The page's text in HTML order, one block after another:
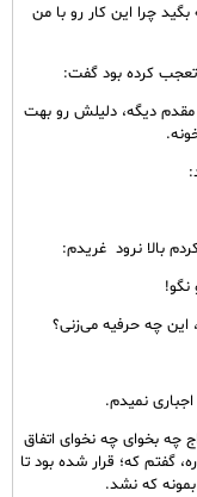
چرا این کار رو با من
کرده بود گفت:
دیگه، دلیلش رو بهت
بالا نرود غریدم:
این چه حرفیه می‌زنی؟
نمیدم.
چه بخوای چه نخوای اتفاق
گفتم که؛ قرار شده بود تا
که نشد.